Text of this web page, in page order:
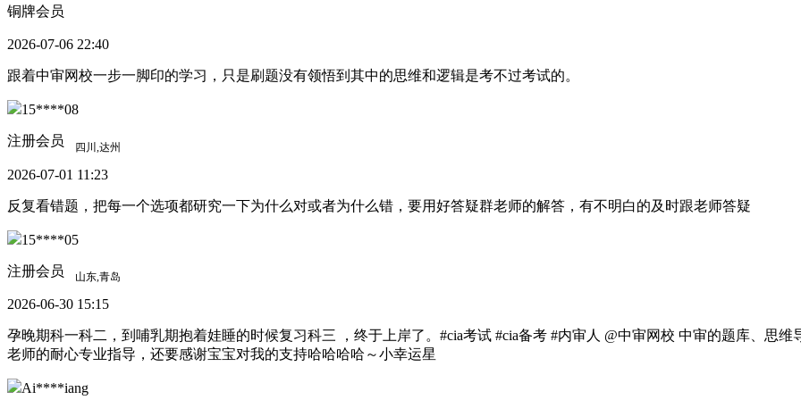
铜牌会员
2026-07-06 22:40
跟着中审网校一步一脚印的学习，只是刷题没有领悟到其中的思维和逻辑是考不过考试的。
15****08
注册会员
2026-07-01 11:23
反复看错题，把每一个选项都研究一下为什么对或者为什么错，要用好答疑群老师的解答，有不明白的及时跟老师答疑
15****05
注册会员
2026-06-30 15:15
孕晚期科一科二，到哺乳期抱着娃睡的时候复习科三 ，终于上岸了。#cia考试 #cia备考 #内审人 @中审网校 中审的题库、思
老师的耐心专业指导，还要感谢宝宝对我的支持哈哈哈哈～小幸运星
Ai****iang